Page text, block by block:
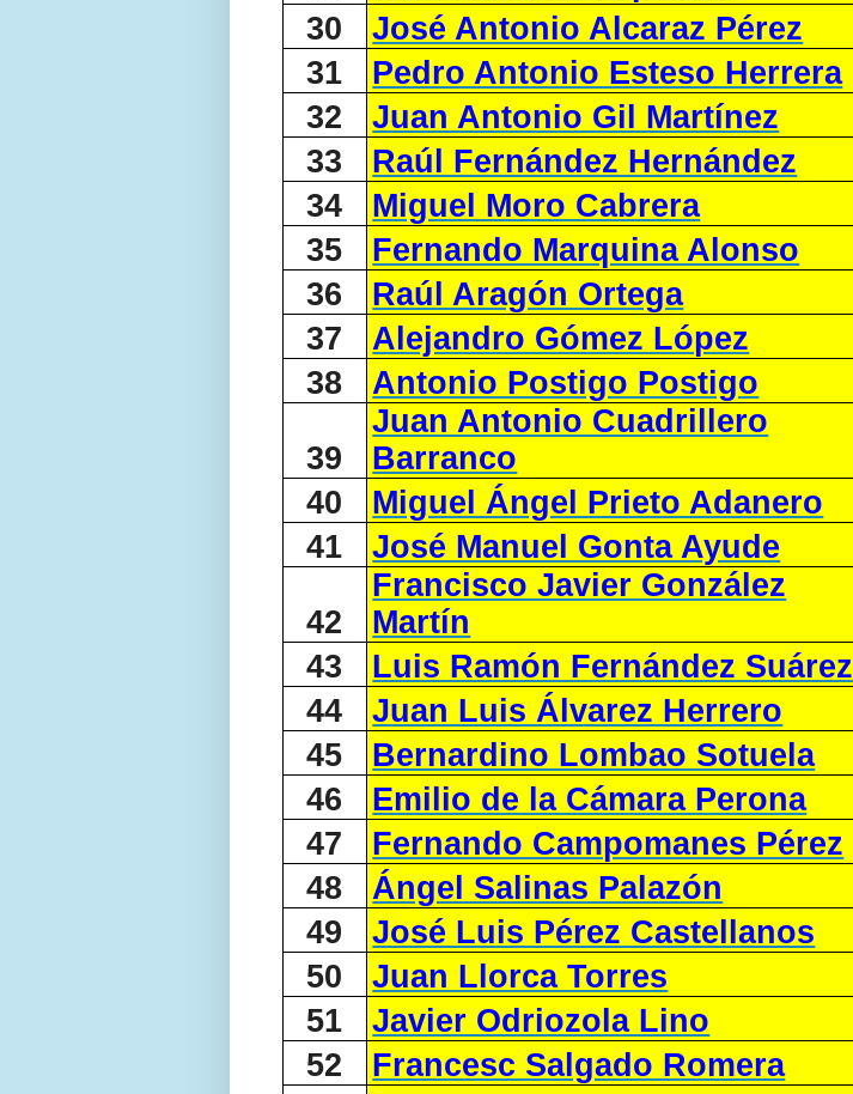
30
José Antonio Alcaraz Pérez
31
Pedro Antonio Esteso Herrera
32
Juan Antonio Gil Martínez
33
Raúl Fernández Hernández
34
Miguel Moro Cabrera
35
Fernando Marquina Alonso
36
Raúl Aragón Ortega
37
Alejandro Gómez López
38
Antonio Postigo Postigo
39
Juan Antonio Cuadrillero
Barranco
40
Miguel Ángel Prieto Adanero
41
José Manuel Gonta Ayude
42
Francisco Javier González
Martín
43
Luis Ramón Fernández Suárez
44
Juan Luis Álvarez Herrero
45
Bernardino Lombao Sotuela
46
Emilio de la Cámara Perona
47
Fernando Campomanes Pérez
48
Ángel Salinas Palazón
49
José Luis Pérez Castellanos
50
Juan Llorca Torres
51
Javier Odriozola Lino
52
Francesc Salgado Romera